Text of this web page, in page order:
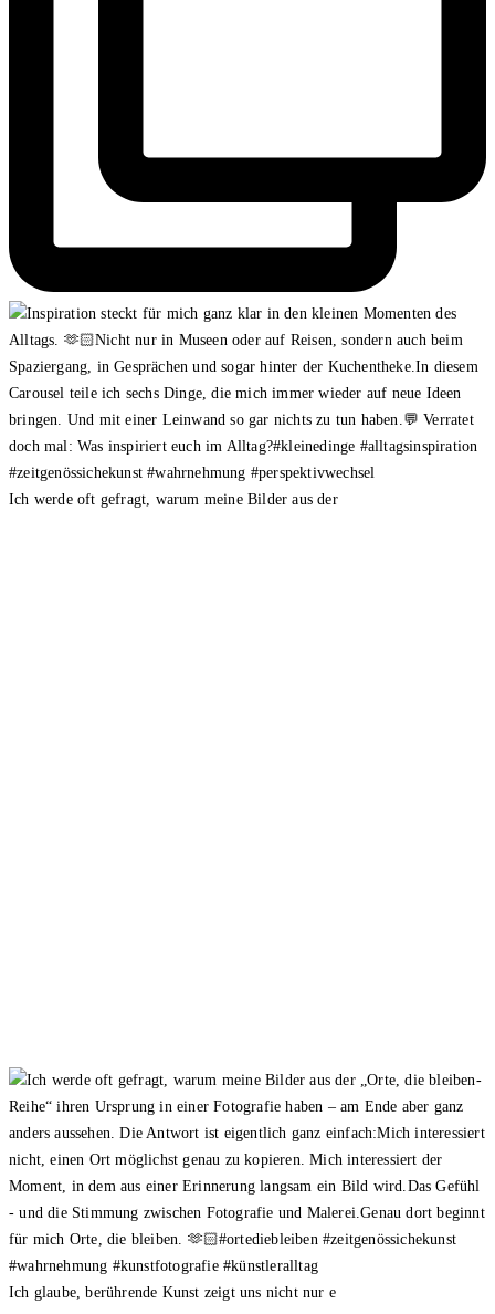
Ich werde oft gefragt, warum meine Bilder aus der
Ich glaube, berührende Kunst zeigt uns nicht nur e